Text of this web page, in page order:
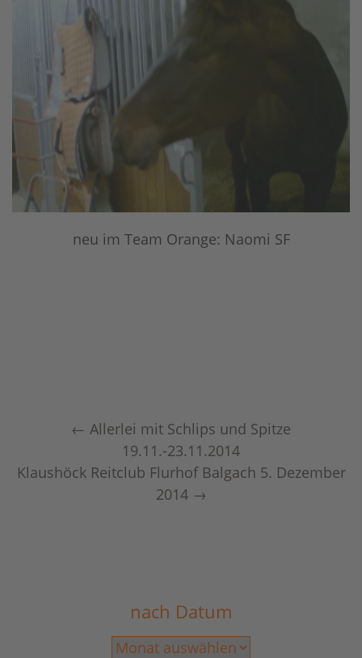
neu im Team Orange: Naomi SF
← Allerlei mit Schlips und Spitze
19.11.-23.11.2014
Klaushöck Reitclub Flurhof Balgach 5. Dezember
2014 →
nach Datum